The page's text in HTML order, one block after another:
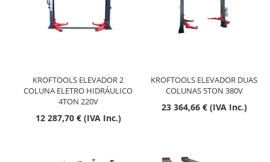
KROFTOOLS ELEVADOR 2
COLUNA ELETRO HIDRÁULICO
4TON 220V
12 287,70 € (IVA Inc.)
KROFTOOLS ELEVADOR DUAS
COLUNAS 5TON 380V
23 364,66 € (IVA Inc.)